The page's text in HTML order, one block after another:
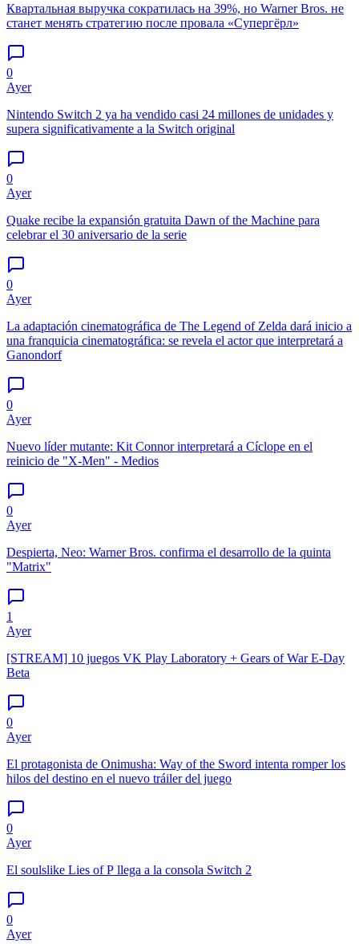
Квартальная выручка сократилась на 39%, но Warner Bros. не
станет менять стратегию после провала «Супергёрл»
0
Ayer
Nintendo Switch 2 ya ha vendido casi 24 millones de unidades y
supera significativamente a la Switch original
0
Ayer
Quake recibe la expansión gratuita Dawn of the Machine para
celebrar el 30 aniversario de la serie
0
Ayer
La adaptación cinematográfica de The Legend of Zelda dará inicio a
una franquicia cinematográfica: se revela el actor que interpretará a
Ganondorf
0
Ayer
Nuevo líder mutante: Kit Connor interpretará a Cíclope en el
reinicio de "X-Men" - Medios
0
Ayer
Despierta, Neo: Warner Bros. confirma el desarrollo de la quinta
"Matrix"
1
Ayer
[STREAM] 10 juegos VK Play Laboratory + Gears of War E-Day
Beta
0
Ayer
El protagonista de Onimusha: Way of the Sword intenta romper los
hilos del destino en el nuevo tráiler del juego
0
Ayer
El soulslike Lies of P llega a la consola Switch 2
0
Ayer